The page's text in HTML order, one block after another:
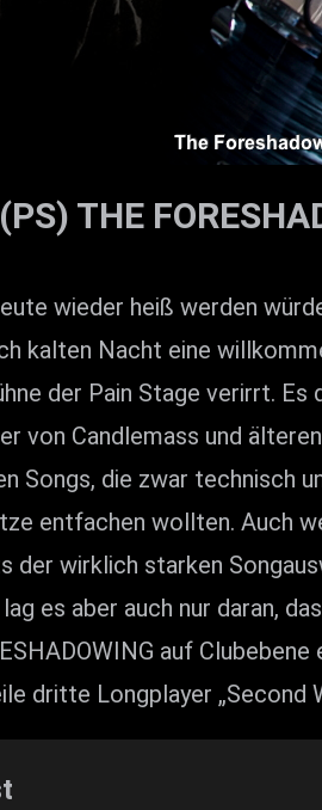
THE
wieder heiß werden
kalten Nacht eine
der Pain Stage verirrt. Es
von Candlemass und
Songs, die zwar technisch
entfachen wollten. Auch
der wirklich starken
es aber auch nur daran,
auf
dritte Longplayer „Second